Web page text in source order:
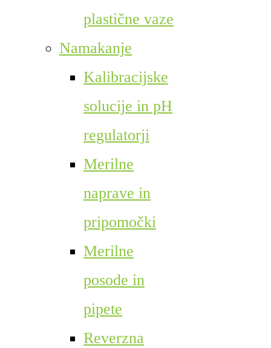
plastične vaze
Namakanje
Kalibracijske
solucije in pH
regulatorji
Merilne
naprave in
pripomočki
Merilne
posode in
pipete
Reverzna